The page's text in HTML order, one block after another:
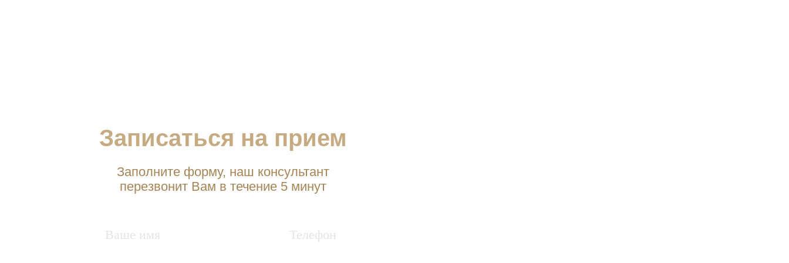
Записаться на прием
Заполните форму, наш консультант
перезвонит Вам в течение 5 минут